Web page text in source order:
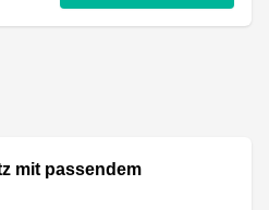
mit passendem